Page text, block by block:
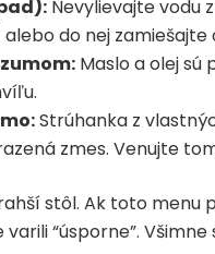
Nevylievajte vodu
do nej zamiešajte
Maslo a olej sú
Strúhanka z
zmes. Venujte
stôl. Ak toto
varili “úsporne”.